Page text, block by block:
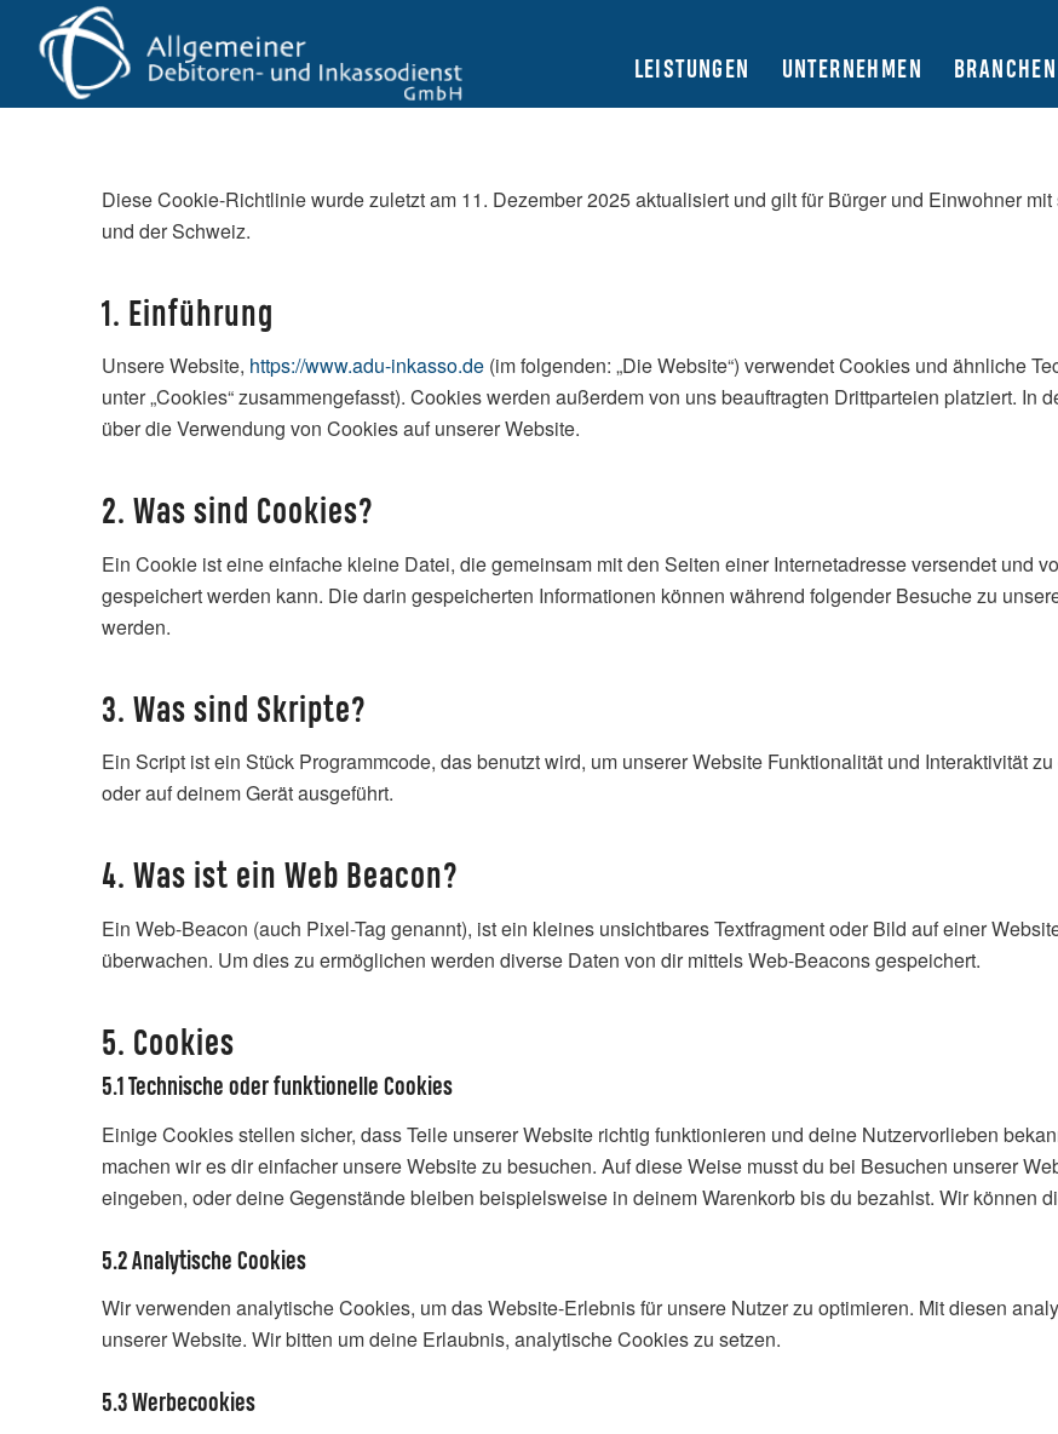
LEISTUNGEN UNTERNEHMEN BRANCHEN
Diese Cookie-Richtlinie wurde zuletzt am 11. Dezember 2025 aktualisiert und gilt für Bürger und Einwohner
und der Schweiz.
1. Einführung
Unsere Website, https://www.adu-inkasso.de(im folgenden: „Die Website“) verwendet Cookies und ähnliche
unter „Cookies“ zusammengefasst). Cookies werden außerdem von uns beauftragten Drittparteien platziert. In
über die Verwendung von Cookies auf unserer Website.
2. Was sind Cookies?
Ein Cookie ist eine einfache kleine Datei, die gemeinsam mit den Seiten einer Internetadresse versendet und
gespeichert werden kann. Die darin gespeicherten Informationen können während folgender Besuche zu
werden.
3. Was sind Skripte?
Ein Script ist ein Stück Programmcode, das benutzt wird, um unserer Website Funktionalität und Interaktivität
oder auf deinem Gerät ausgeführt.
4. Was ist ein Web Beacon?
Ein Web-Beacon (auch Pixel-Tag genannt), ist ein kleines unsichtbares Textfragment oder Bild auf einer
überwachen. Um dies zu ermöglichen werden diverse Daten von dir mittels Web-Beacons gespeichert.
5. Cookies
5.1 Technische oder funktionelle Cookies
Einige Cookies stellen sicher, dass Teile unserer Website richtig funktionieren und deine Nutzervorlieben
machen wir es dir einfacher unsere Website zu besuchen. Auf diese Weise musst du bei Besuchen unserer
eingeben, oder deine Gegenstände bleiben beispielsweise in deinem Warenkorb bis du bezahlst. Wir können
5.2 Analytische Cookies
Wir verwenden analytische Cookies, um das Website-Erlebnis für unsere Nutzer zu optimieren. Mit diesen
unserer Website. Wir bitten um deine Erlaubnis, analytische Cookies zu setzen.
5.3 Werbecookies